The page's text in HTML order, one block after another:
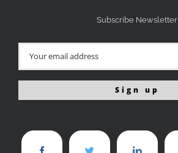
Subscribe Newsletter